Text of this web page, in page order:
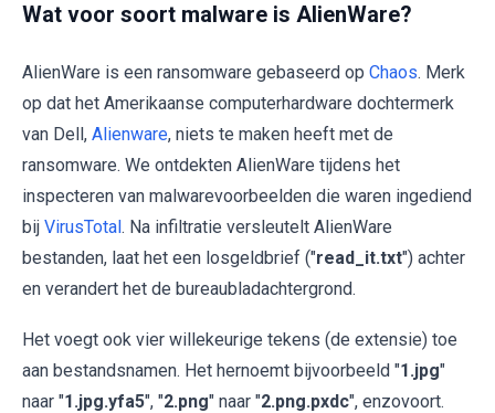
Wat voor soort malware is AlienWare?
AlienWare is een ransomware gebaseerd op Chaos. Merk
op dat het Amerikaanse computerhardware dochtermerk
van Dell, Alienware, niets te maken heeft met de
ransomware. We ontdekten AlienWare tijdens het
inspecteren van malwarevoorbeelden die waren ingediend
bij VirusTotal. Na infiltratie versleutelt AlienWare
bestanden, laat het een losgeldbrief ("read_it.txt") achter
en verandert het de bureaubladachtergrond.
Het voegt ook vier willekeurige tekens (de extensie) toe
aan bestandsnamen. Het hernoemt bijvoorbeeld "1.jpg"
naar "1.jpg.yfa5", "2.png" naar "2.png.pxdc", enzovoort.